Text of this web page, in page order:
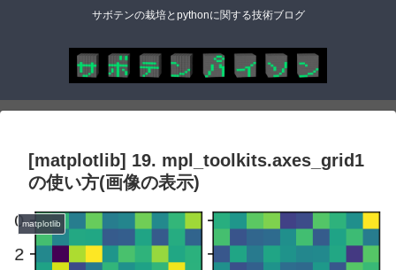
サボテンの栽培とpythonに関する技術ブログ
[matplotlib] 19. mpl_toolkits.axes_grid1
の使い方(画像の表示)
matplotlib